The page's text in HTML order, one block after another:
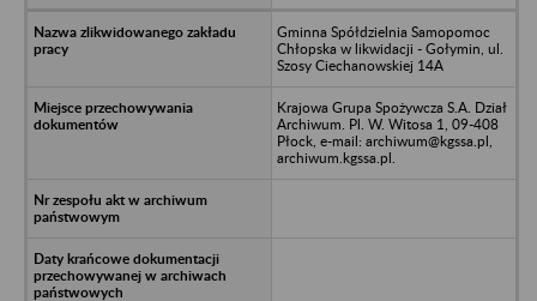
Gminna Spółdzielnia Samopomoc
Chłopska w likwidacji - Gołymin, ul.
Szosy Ciechanowskiej 14A
Krajowa Grupa Spożywcza S.A. Dział
Archiwum. Pl. W. Witosa 1, 09-408
Płock, e-mail: archiwum@kgssa.pl,
archiwum.kgssa.pl.